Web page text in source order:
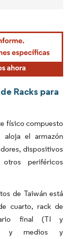
Racks para
físico compuesto
el armazón
dispositivos
periféricos
de Taiwán está
cuarto, rack de
final (TI y
y medios y